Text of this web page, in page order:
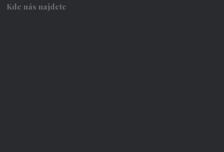
Kde nás najdete